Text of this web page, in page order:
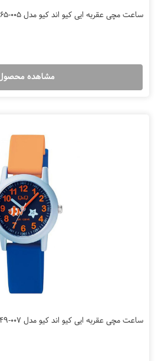
ساعت مچی عقربه ایی کیو اند کیو مدل VS65-005
مشاهده
ساعت مچی عقربه ایی کیو اند کیو مدل VS49-007